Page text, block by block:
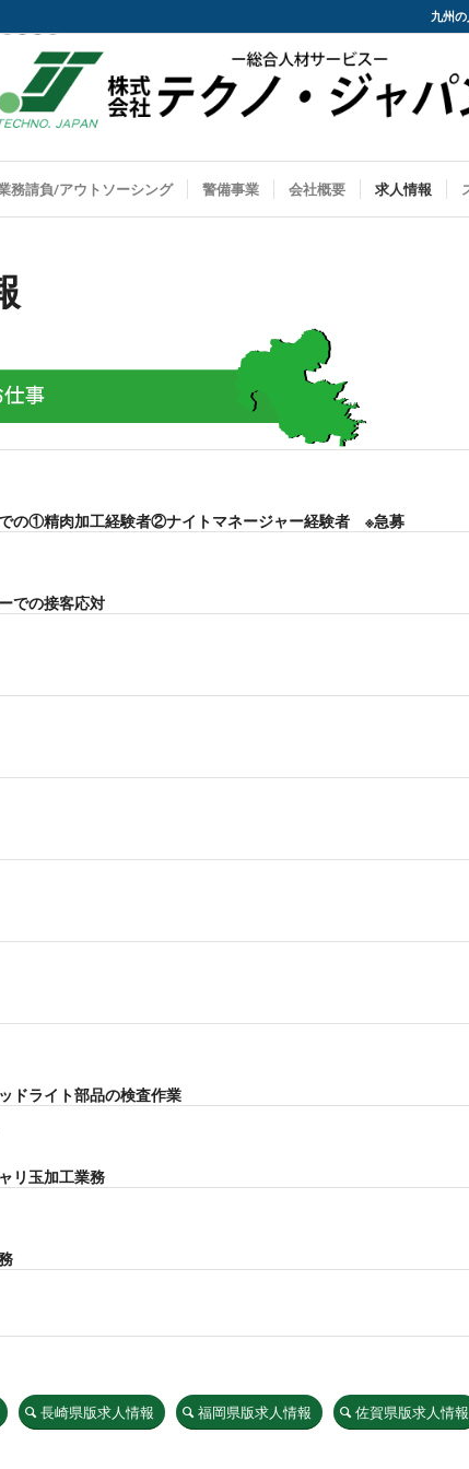
九州
務請負/アウトソーシング 警備事業 会社概要 求人情報
での①精肉加工経験者②ナイトマネージャー経験者 ※急募
での接客応対
ドライト部品の検査作業
リ玉加工業務
長崎県版求人情報 福岡県版求人情報 佐賀県版求人情報